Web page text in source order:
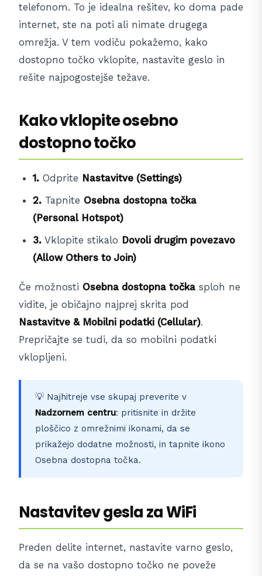
telefonom. To je idealna rešitev, ko doma pade
internet, ste na poti ali nimate drugega
omrežja. V tem vodiču pokažemo, kako
dostopno točko vklopite, nastavite geslo in
rešite najpogostejše težave.
Kako vklopite osebno
dostopno točko
1. Odprite Nastavitve (Settings)
2. Tapnite Osebna dostopna točka
(Personal Hotspot)
3. Vklopite stikalo Dovoli drugim povezavo
(Allow Others to Join)
Če možnosti Osebna dostopna točka sploh ne
vidite, je običajno najprej skrita pod
Nastavitve & Mobilni podatki (Cellular).
Prepričajte se tudi, da so mobilni podatki
vklopljeni.
💡 Najhitreje vse skupaj preverite v
Nadzornem centru: pritisnite in držite
ploščico z omrežnimi ikonami, da se
prikažejo dodatne možnosti, in tapnite ikono
Osebna dostopna točka.
Nastavitev gesla za WiFi
Preden delite internet, nastavite varno geslo,
da se na vašo dostopno točko ne poveže